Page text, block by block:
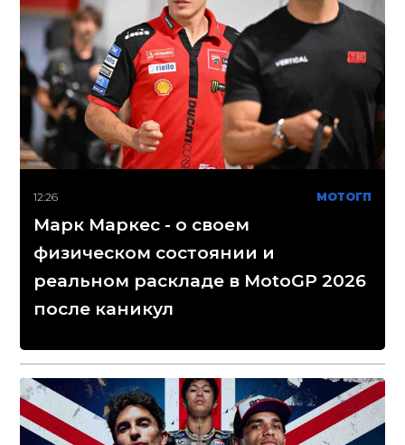
12:26 МОТОГП
Марк Маркес - о своем
физическом состоянии и
реальном раскладе в MotoGP 2026
после каникул